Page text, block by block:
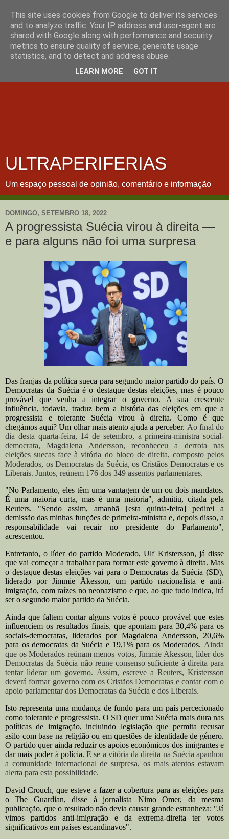
ULTRAPERIFERIAS
Um espaço pessoal de opinião, comentário e informação
DOMINGO, SETEMBRO 18, 2022
A progressista Suécia virou à direita —
e para alguns não foi uma surpresa
Das franjas da política sueca para segundo maior partido do país. O
Democratas da Suécia é o destaque destas eleições, mas é pouco
provável que venha a integrar o governo. A sua crescente
influência, todavia, traduz bem a história das eleições em que a
progressista e tolerante Suécia virou à direita. Como é que
chegámos aqui? Um olhar mais atento ajuda a perceber. Ao final do
dia desta quarta-feira, 14 de setembro, a primeira-ministra social-
democrata, Magdalena Andersson, reconheceu a derrota nas
eleições suecas face à vitória do bloco de direita, composto pelos
Moderados, os Democratas da Suécia, os Cristãos Democratas e os
Liberais. Juntos, reúnem 176 dos 349 assentos parlamentares.
"No Parlamento, eles têm uma vantagem de um ou dois mandatos.
É uma maioria curta, mas é uma maioria", admitiu, citada pela
Reuters. "Sendo assim, amanhã [esta quinta-feira] pedirei a
demissão das minhas funções de primeira-ministra e, depois disso, a
responsabilidade vai recair no presidente do Parlamento",
acrescentou.
Entretanto, o líder do partido Moderado, Ulf Kristersson, já disse
que vai começar a trabalhar para formar este governo à direita. Mas
o destaque destas eleições vai para o Democratas da Suécia (SD),
liderado por Jimmie Åkesson, um partido nacionalista e anti-
imigração, com raízes no neonazismo e que, ao que tudo indica, irá
ser o segundo maior partido da Suécia.
Ainda que faltem contar alguns votos é pouco provável que estes
influenciem os resultados finais, que apontam para 30,4% para os
sociais-democratas, liderados por Magdalena Andersson, 20,6%
para os democratas da Suécia e 19,1% para os Moderados. Ainda
que os Moderados reúnam menos votos, Jimmie Akesson, líder dos
Democratas da Suécia não reune consenso suficiente à direita para
tentar liderar um governo. Assim, escreve a Reuters, Kristersson
deverá formar governo com os Cristãos Democratas e contar com o
apoio parlamentar dos Democratas da Suécia e dos Liberais.
Isto representa uma mudança de fundo para um país percecionado
como tolerante e progressista. O SD quer uma Suécia mais dura nas
políticas de imigração, incluindo legislação que permita recusar
asilo com base na religião ou em questões de identidade de género.
O partido quer ainda reduzir os apoios económicos dos imigrantes e
dar mais poder à polícia.E se a vitória da direita na Suécia apanhou
a comunidade internacional de surpresa, os mais atentos estavam
alerta para esta possibilidade.
David Crouch, que esteve a fazer a cobertura para as eleições para
o The Guardian, disse à jornalista Nimo Omer, da mesma
publicação, que o resultado não devia causar grande estranheza: "Já
vimos partidos anti-imigração e da extrema-direita ter votos
significativos em países escandinavos".
This site uses cookies from Google to deliver its services
and to analyze traffic. Your IP address and user-agent are
shared with Google along with performance and security
metrics to ensure quality of service, generate usage
statistics, and to detect and address abuse.
LEARN MORE GOT IT